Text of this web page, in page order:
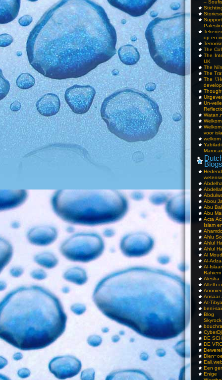
–
op en
The
The
UK
The
The
The
Un-
voor
welkom
Blogs
Abou
Abu
Abu
Acta
Islam
Ahlu
Ahlul
Ahlul
Al
Al-
Al-
Rahiem
Alesha
Ansaar
At-
beni-
Blog
bouchra
DE
DE
Een